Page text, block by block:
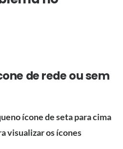
de rede ou sem
ícone de seta para cima
visualizar os ícones